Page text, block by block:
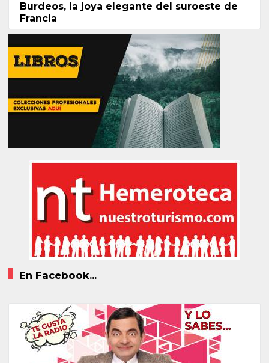
Burdeos, la joya elegante del suroeste de
Francia
En Facebook...